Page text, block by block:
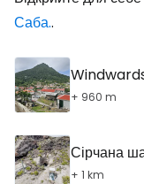
Саба..
+ 960 m
Сірчана
+ 1 km